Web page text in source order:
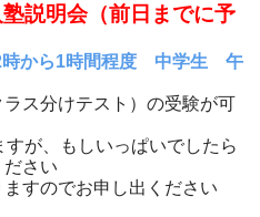
明会（前日までに予
から1時間程度 中学生 午
ス分けテスト）の受験が可
が、もしいっぱいでしたら
さい
すのでお申し出ください